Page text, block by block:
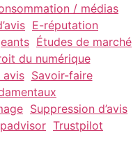
/ médias
E-réputation
Études de marché
du numérique
avis Savoir-faire
Suppression d’avis
Trustpilot